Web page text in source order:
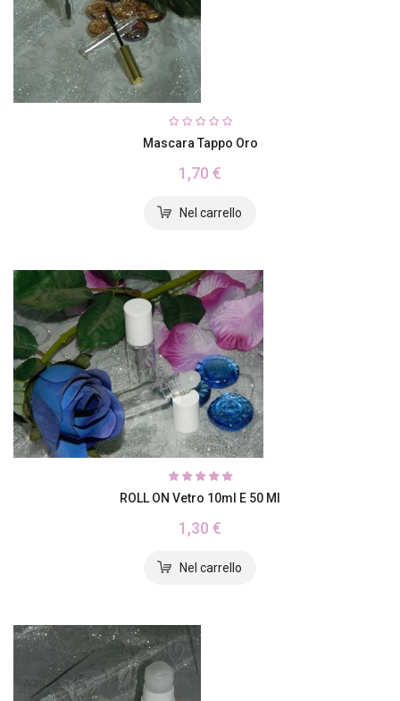
Mascara Tappo Oro
1,70 €
ROLL ON Vetro 10ml E 50 Ml
1,30 €